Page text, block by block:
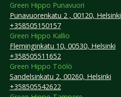
Green Hippo Punavuori
Punavuorenkatu 2 , 00120, Helsinki
+358505150157
Green Hippo Kallio
Fleminginkatu 10, 00530, Helsinki
+358505511652
Green Hippo Töölö
Sandelsinkatu 2, 00260, Helsinki
+358505542622